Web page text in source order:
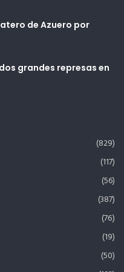
de Azuero por
grandes represas en
(829)
(117)
(56)
(387)
(76)
(19)
(50)